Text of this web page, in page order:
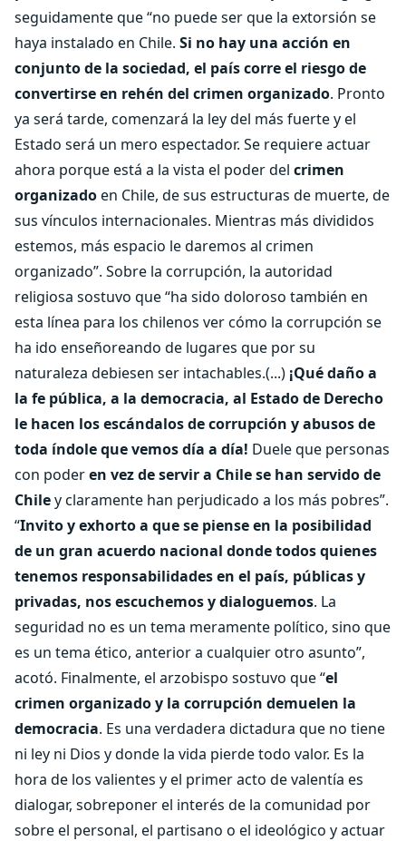
seguidamente que “no puede ser que la extorsión se
haya instalado en Chile. Si no hay una acción en
conjunto de la sociedad, el país corre el riesgo de
convertirse en rehén del crimen organizado. Pronto
ya será tarde, comenzará la ley del más fuerte y el
Estado será un mero espectador. Se requiere actuar
ahora porque está a la vista el poder del crimen
organizadoen Chile, de sus estructuras de muerte, de
sus vínculos internacionales. Mientras más divididos
estemos, más espacio le daremos al crimen
organizado”. Sobre la corrupción, la autoridad
religiosa sostuvo que “ha sido doloroso también en
esta línea para los chilenos ver cómo la corrupción se
ha ido enseñoreando de lugares que por su
naturaleza debiesen ser intachables.(...) ¡Qué daño a
la fe pública, a la democracia, al Estado de Derecho
le hacen los escándalos de corrupción y abusos de
toda índole que vemos día a día! Duele que personas
con poderen vez de servir a Chile se han servido de
Chiley claramente han perjudicado a los más pobres”.
“Invito y exhorto a que se piense en la posibilidad
de un gran acuerdo nacional donde todos quienes
tenemos responsabilidades en el país, públicas y
privadas, nos escuchemos y dialoguemos. La
seguridad no es un tema meramente político, sino que
es un tema ético, anterior a cualquier otro asunto”,
acotó. Finalmente, el arzobispo sostuvo que “el
crimen organizado y la corrupción demuelen la
democracia. Es una verdadera dictadura que no tiene
ni ley ni Dios y donde la vida pierde todo valor. Es la
hora de los valientes y el primer acto de valentía es
dialogar, sobreponer el interés de la comunidad por
sobre el personal, el partisano o el ideológico y actuar